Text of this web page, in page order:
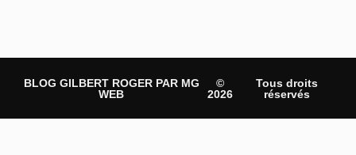
BLOG GILBERT ROGER PAR MG
WEB
©
2026
Tous droits
réservés